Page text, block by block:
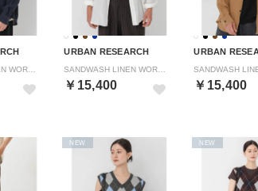
URBAN RESEARCH
￥15,400
URBAN
￥15,400
NEW NEW